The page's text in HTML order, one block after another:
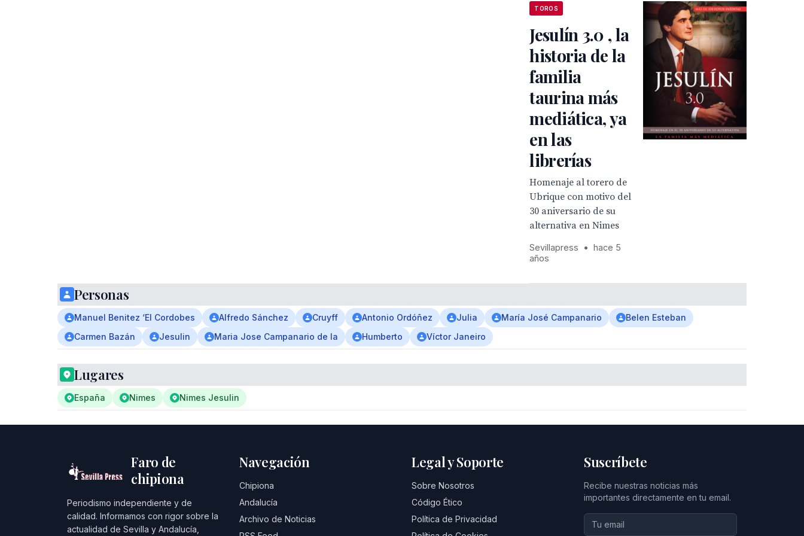
TOROS
Jesulín 3.0 , la
historia de la
familia
taurina más
mediática, ya
en las
librerías
Homenaje al torero de
Ubrique con motivo del
30 aniversario de su
alternativa en Nimes
Sevillapress •
hace 5
años
Personas
Manuel Benitez ‘El Cordobes Alfredo Sánchez Cruyff Antonio Ordóñez Julia María José Campanario
Belen Esteban
Carmen Bazán
Jesulin Maria Jose Campanario de la Humberto Víctor Janeiro
Lugares
España Nimes Nimes Jesulin
Faro de
chipiona
Periodismo independiente y de
calidad. Informamos con rigor sobre la
actualidad de Sevilla y Andalucía,
Navegación
Chipiona
Andalucía
Archivo de Noticias
Legal y Soporte
Sobre Nosotros
Código Ético
Política de Privacidad
Suscríbete
Recibe nuestras noticias más
importantes directamente en tu email.